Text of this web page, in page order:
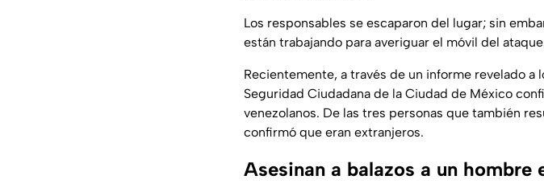
Los responsables se escaparon del lugar; sin
están trabajando para averiguar el móvil del
Recientemente, a través de un informe revelado
Seguridad Ciudadana de la Ciudad de México
venezolanos. De las tres personas que también
confirmó que eran extranjeros.
Asesinan a balazos a un